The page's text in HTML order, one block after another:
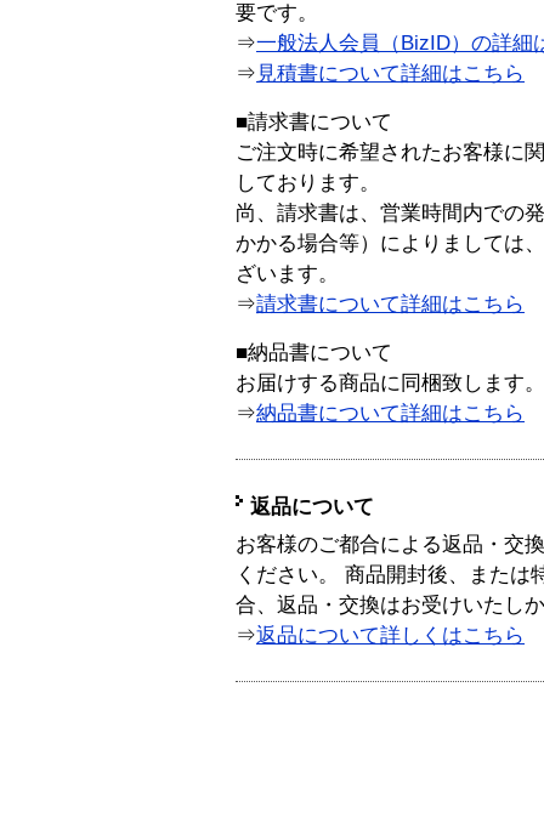
要です。
⇒一般法人会員（BizID）の詳細
⇒ 見積書について詳細はこちら
■請求書について
ご注文時に希望されたお客様に
しております。
尚、請求書は、営業時間内での
かかる場合等）によりましては
ざいます。
⇒請求書について詳細はこちら
■納品書について
お届けする商品に同梱致します。
⇒納品書について詳細はこちら
返品について
お客様のご都合による返品・交
ください。 商品開封後、または
合、返品・交換はお受けいたし
⇒返品について詳しくはこちら